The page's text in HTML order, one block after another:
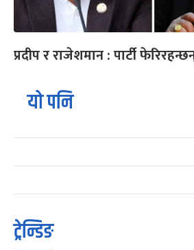
प्रदीप र राजेशमान : पार्टी
यो पनि
ट्रेन्डिङ